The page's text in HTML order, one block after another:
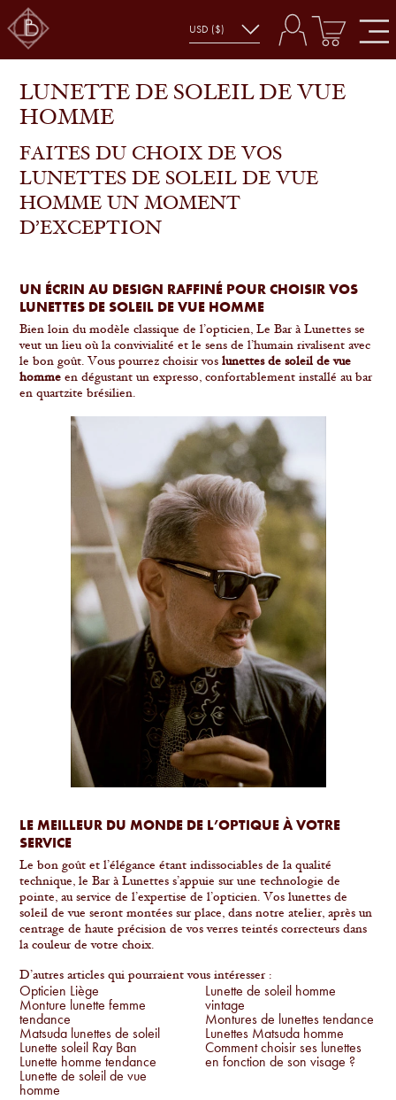
LUNETTE DE SOLEIL DE VUE
HOMME
FAITES DU CHOIX DE VOS
LUNETTES DE SOLEIL DE VUE
HOMME UN MOMENT
D’EXCEPTION
UN ÉCRIN AU DESIGN RAFFINÉ POUR CHOISIR VOS
LUNETTES DE SOLEIL DE VUE HOMME
Bien loin du modèle classique de l’opticien, Le Bar à Lunettes se
veut un lieu où la convivialité et le sens de l’humain rivalisent avec
le bon goût. Vous pourrez choisir voslunettes de soleil de vue
homme en dégustant un expresso, confortablement installé au bar
en quartzite brésilien.
LE MEILLEUR DU MONDE DE L’OPTIQUE À VOTRE
SERVICE
Le bon goût et l’élégance étant indissociables de la qualité
technique, le Bar à Lunettes s’appuie sur une technologie de
pointe, au service de l’expertise de l’opticien. Vos lunettes de
soleil de vue seront montées sur place, dans notre atelier, après un
centrage de haute précision de vos verres teintés correcteurs dans
la couleur de votre choix.
D’autres articles qui pourraient vous intéresser :
Opticien Liège
Monture lunette femme
tendance
Matsuda lunettes de soleil
Lunette soleil Ray Ban
Lunette homme tendance
Lunette de soleil de vue
homme
Lunette de soleil homme
vintage
Montures de lunettes tendance
Lunettes Matsuda homme
Comment choisir ses lunettes
en fonction de son visage ?